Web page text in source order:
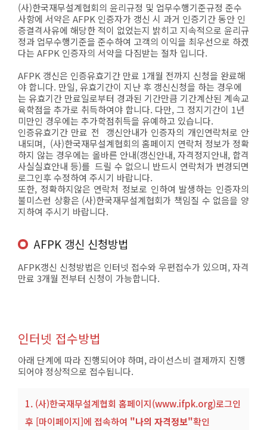
(사)한국재무설계협회의 윤리규정 및 업무수행기준규정 준수
사항에 서약은 AFPK 인증자가 갱신 시 과거 인증기간 동안 인
증결격사유에 해당한 적이 없었는지 밝히고 지속적으로 윤리규
정과 업무수행기준을 준수하여 고객의 이익을 최우선으로 하겠
다는 AFPK 인증자의 서약을 다짐받는 절차 입니다.
AFPK 갱신은 인증유효기간 만료 1개월 전까지 신청을 완료해
야 합니다. 만일, 유효기간이 지난 후 갱신신청을 하는 경우에
는 유효기간 만료일로부터 경과된 기간만큼 기간계산된 계속교
육학점을 추가로 취득하여야 합니다. 다만, 그 정지기간이 1년
미만인 경우에는 추가학점취득을 유예하고 있습니다.
인증유효기간 만료 전 갱신안내가 인증자의 개인연락처로 안
내되며, (사)한국재무설계협회의 홈페이지 연락처 정보가 정확
하지 않는 경우에는 올바른 안내(갱신안내, 자격정지안내, 합격
사실실효안내 등)를 드릴 수 없으니 반드시 연락처가 변경되면
로그인후 수정하여 주시기 바랍니다.
또한, 정확하지않은 연락처 정보로 인하여 발생하는 인증자의
불미스런 상황은 (사)한국재무설계협회가 책임질 수 없음을 양
지하여 주시기 바랍니다.
AFPK 갱신 신청방법
AFPK갱신 신청방법은 인터넷 접수와 우편접수가 있으며, 자격
만료 3개월 전부터 신청이 가능합니다.
인터넷 접수방법
아래 단계에 따라 진행되어야 하며, 라이선스비 결제까지 진행
되어야 정상적으로 접수됩니다.
1. (사)한국재무설계협회 홈페이지(www.ifpk.org)로그인
후 [마이페이지]에 접속하여 "나의 자격정보"확인